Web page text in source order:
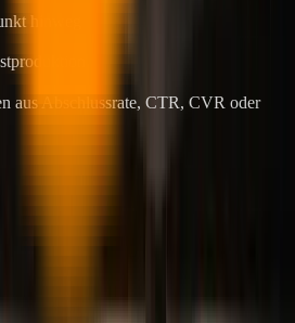
hinweg
aus Abschlussrate, CTR, CVR oder
fest. Der Workflow gibt den Boden
Jobs aufteilen